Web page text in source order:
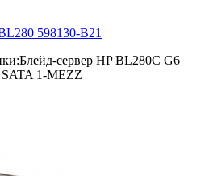
598130-B21
сервер HP BL280C G6
1-MEZZ